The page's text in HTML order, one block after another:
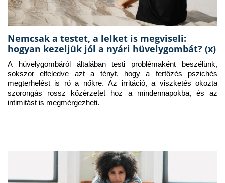
Nemcsak a testet, a lelket is megviseli:
hogyan kezeljük jól a nyári hüvelygombát? (x)
A hüvelygombáról általában testi problémaként beszélünk,
sokszor elfeledve azt a tényt, hogy a fertőzés pszichés
megterhelést is ró a nőkre. Az irritáció, a viszketés okozta
szorongás rossz közérzetet hoz a mindennapokba, és az
intimitást is megmérgezheti.